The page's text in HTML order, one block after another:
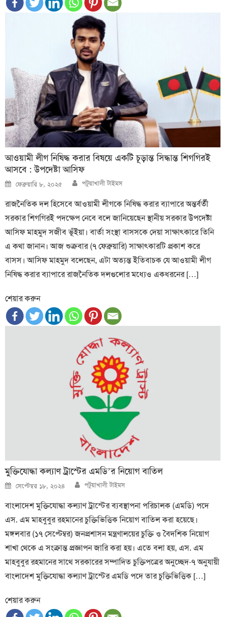
আওয়ামী লীগ নিষিদ্ধ করার বিষয়ে একটি চূড়ান্ত সিদ্ধান্ত শিগগিরই
আসবে : উপদেষ্টা আসিফ
Posted
on
ফেব্রুয়ারি ৮, ২০২৫ Author
পটুয়াখালী টাইমস
রাজনৈতিক দল হিসেবে আওয়ামী লীগকে নিষিদ্ধ করার ব্যাপারে অন্তর্বর্তী
সরকার শিগগিরই পদক্ষেপ নেবে বলে জানিয়েছেন স্থানীয় সরকার উপদেষ্টা
আসিফ মাহমুদ সজীব ভূঁইয়া। বার্তা সংস্থা বাসসকে দেয়া সাক্ষাৎকারে তিনি
এ কথা জানান। আজ শুক্রবার (৭ ফেব্রুয়ারি) সাক্ষাৎকারটি প্রকাশ করে
বাসস। আসিফ মাহমুদ বলেছেন, এটা অত্যন্ত ইতিবাচক যে আওয়ামী লীগ
নিষিদ্ধ করার ব্যাপারে রাজনৈতিক দলগুলোর মধ্যেও একধরনের […]
শেয়ার করুন
মুক্তিযোদ্ধা কল্যাণ ট্রাস্টের এমডি’র নিয়োগ বাতিল
Posted
on
সেপ্টেম্বর ১৮, ২০২৪ Author
পটুয়াখালী টাইমস
বাংলাদেশ মুক্তিযোদ্ধা কল্যাণ ট্রাস্টের ব্যবস্থাপনা পরিচালক (এমডি) পদে
এস. এম মাহবুবুর রহমানের চুক্তিভিত্তিক নিয়োগ বাতিল করা হয়েছে।
মঙ্গলবার (১৭ সেপ্টেম্বর) জনপ্রশাসন মন্ত্রণালয়ের চুক্তি ও বৈদশিক নিয়োগ
শাখা থেকে এ সংক্রান্ত প্রজ্ঞাপন জারি করা হয়। এতে বলা হয়, এস. এম
মাহবুবুর রহমানের সাথে সরকারের সম্পাদিত চুক্তিপত্রের অনুচ্ছেদ-৭ অনুযায়ী
বাংলাদেশ মুক্তিযোদ্ধা কল্যাণ ট্রাস্টের এমডি পদে তার চুক্তিভিত্তিক […]
শেয়ার করুন